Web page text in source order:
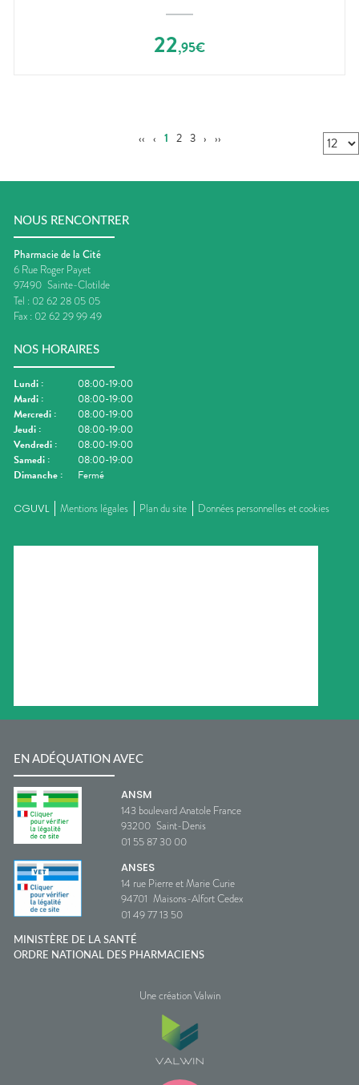
22,95€
‹‹ ‹ 1 2 3 › ››
NOUS RENCONTRER
Pharmacie de la Cité
6 Rue Roger Payet
97490 Sainte-Clotilde
Tel : 02 62 28 05 05
Fax : 02 62 29 99 49
NOS HORAIRES
Lundi :
08:00-19:00
Mardi :
08:00-19:00
Mercredi :
08:00-19:00
Jeudi :
08:00-19:00
Vendredi :
08:00-19:00
Samedi :
08:00-19:00
Dimanche : Fermé
CGUVL Mentions légales Plan du site Données personnelles et cookies
EN ADÉQUATION AVEC
ANSM
143 boulevard Anatole France
93200 Saint-Denis
01 55 87 30 00
ANSES
14 rue Pierre et Marie Curie
94701 Maisons-Alfort Cedex
01 49 77 13 50
MINISTÈRE DE LA SANTÉ
ORDRE NATIONAL DES PHARMACIENS
Une création Valwin